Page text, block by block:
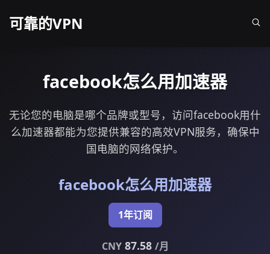
可靠的VPN
facebook怎么用加速器
无论您的电脑是哪个品牌或型号，访问facebook用什
么加速器都能为您提供兼容的高效VPN服务，确保中
国电脑的网络保护。
facebook怎么用加速器
1年订阅
CNY87.58 /月